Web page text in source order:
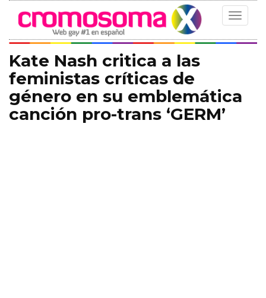
Toggle
Kate Nash critica a las
feministas críticas de
género en su emblemática
canción pro-trans ‘GERM’